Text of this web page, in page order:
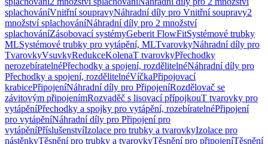
splachováníVnitřní soupravyNáhradní díly pro Vnitřní soupravy2
množství splachováníNáhradní díly pro 2 množství
splachováníZásobovací systémyGeberit FlowFitSystémové trubky
MLSystémové trubky pro vytápění, MLTvarovkyNáhradní díly pro
TvarovkyVsuvkyRedukceKolenaT tvarovkyPřechodky
nerozebíratelnéPřechodky a spojení, rozdělitelnéNáhradní díly pro
Přechodky a spojení, rozdělitelnéVíčkaPřipojovací
krabicePřipojeníNáhradní díly pro PřipojeníRozdělovač se
závitovým připojenímRozvaděč s lisovací přípojkouT tvarovky pro
vytápěníPřechodky a spojky pro vytápění, rozebíratelnéPřipojení
pro vytápěníNáhradní díly pro Připojení pro
vytápěníPříslušenstvíIzolace pro trubky a tvarovkyIzolace pro
nástěnkyTěsnění pro trubky a tvarovkyTěsnění pro připojeníTěsnění